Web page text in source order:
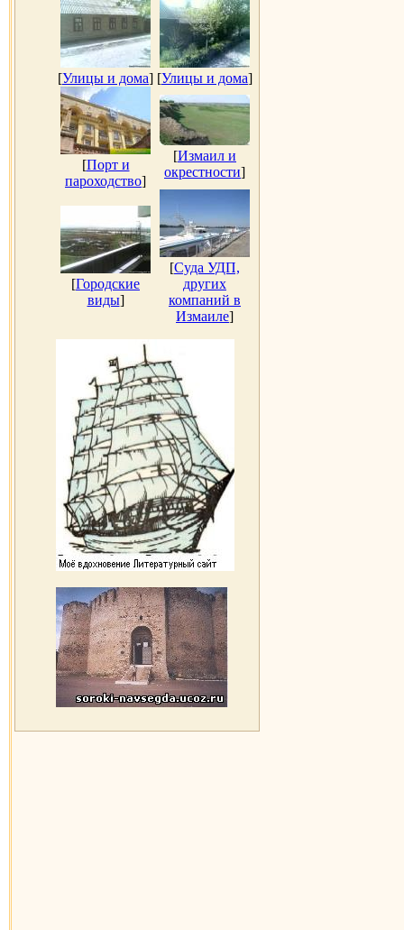
[Улицы и дома] [Улицы и дома]
[Порт и
пароходство]
[Измаил и
окрестности]
[Городские
виды]
[Суда УДП,
других
компаний в
Измаиле]